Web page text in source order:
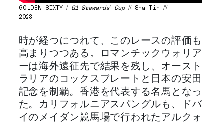
GOLDEN SIXTY / G1 Stewards’ Cup// Sha Tin ///
2023
時が経つにつれて、このレースの評価も
高まりつつある。ロマンチックウォリア
ーは海外遠征先で結果を残し、オースト
ラリアのコックスプレートと日本の安田
記念を制覇。香港を代表する名馬となっ
た。カリフォルニアスパングルも、ドバ
イのメイダン競馬場で行われたアルクォ